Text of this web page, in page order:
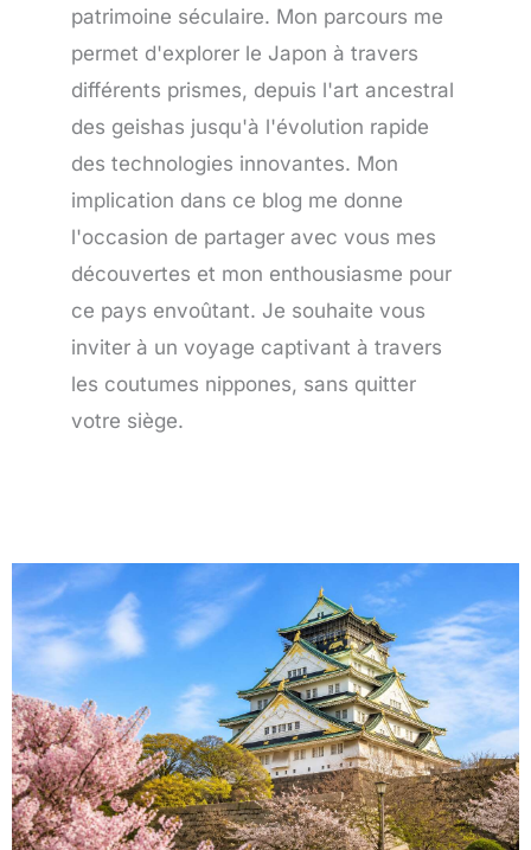
patrimoine séculaire. Mon parcours me
permet d'explorer le Japon à travers
différents prismes, depuis l'art ancestral
des geishas jusqu'à l'évolution rapide
des technologies innovantes. Mon
implication dans ce blog me donne
l'occasion de partager avec vous mes
découvertes et mon enthousiasme pour
ce pays envoûtant. Je souhaite vous
inviter à un voyage captivant à travers
les coutumes nippones, sans quitter
votre siège.